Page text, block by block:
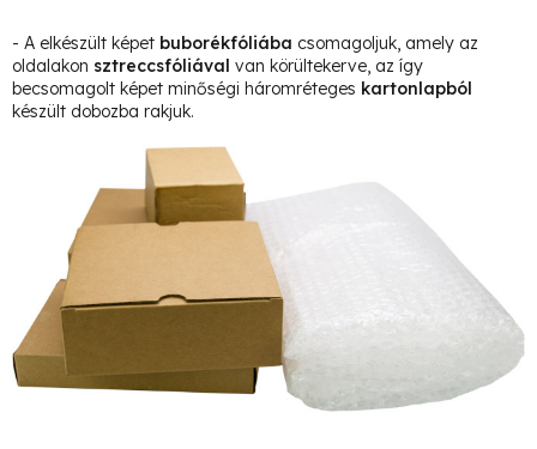
- A elkészült képet buborékfóliába csomagoljuk, amely az
oldalakon sztreccsfóliával van körültekerve, az így
becsomagolt képet minőségi háromréteges kartonlapból
készült dobozba rakjuk.